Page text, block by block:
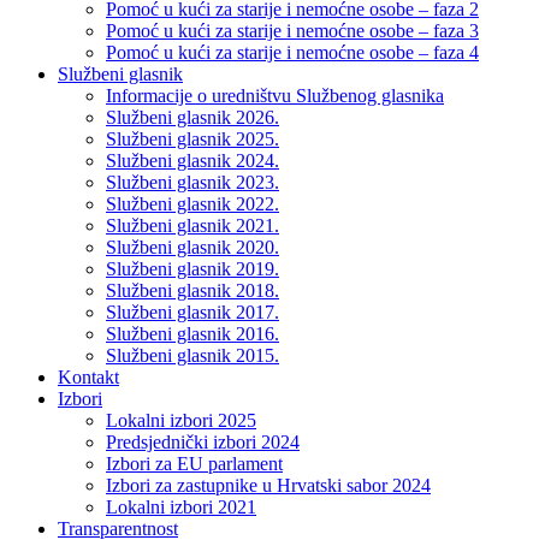
Pomoć u kući za starije i nemoćne osobe – faza 2
Pomoć u kući za starije i nemoćne osobe – faza 3
Pomoć u kući za starije i nemoćne osobe – faza 4
Službeni glasnik
Informacije o uredništvu Službenog glasnika
Službeni glasnik 2026.
Službeni glasnik 2025.
Službeni glasnik 2024.
Službeni glasnik 2023.
Službeni glasnik 2022.
Službeni glasnik 2021.
Službeni glasnik 2020.
Službeni glasnik 2019.
Službeni glasnik 2018.
Službeni glasnik 2017.
Službeni glasnik 2016.
Službeni glasnik 2015.
Kontakt
Izbori
Lokalni izbori 2025
Predsjednički izbori 2024
Izbori za EU parlament
Izbori za zastupnike u Hrvatski sabor 2024
Lokalni izbori 2021
Transparentnost